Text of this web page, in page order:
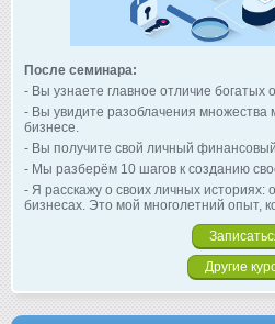
После семинара:
- Вы узнаете главное отличие богатых
- Вы увидите разоблачения
бизнесе.
- Вы получите свой личный
- Мы разберём 10 шагов к созданию
- Я расскажу о своих личных
бизнесах. Это мой многолетний опыт,
Другие